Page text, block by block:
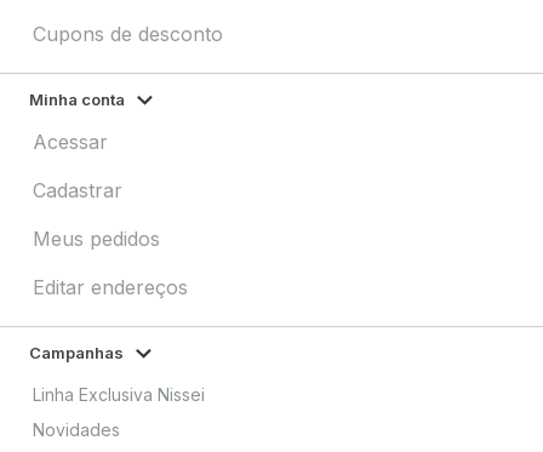
Cupons de desconto
Minha conta
Acessar
Cadastrar
Meus pedidos
Editar endereços
Campanhas
Linha Exclusiva Nissei
Novidades